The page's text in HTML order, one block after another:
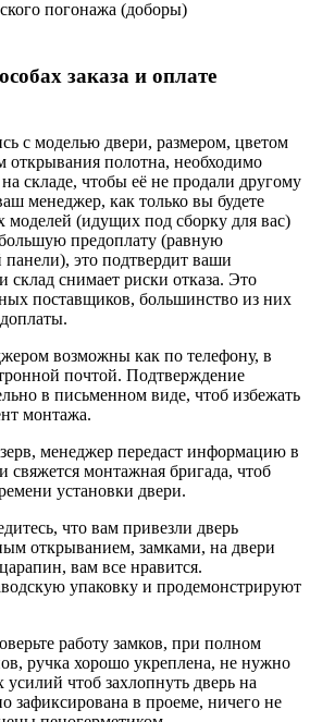
погонажа (доборы)
заказа и оплате
с моделью двери, размером, цветом
открывания полотна, необходимо
на складе, чтобы её не продали другому
менеджер, как только вы будете
моделей (идущих под сборку для вас)
предоплату (равную
это подтвердит ваши
склад снимает риски отказа. Это
поставщиков, большинство из них
возможны как по телефону, в
почтой. Подтверждение
в письменном виде, чтоб избежать
монтажа.
менеджер передаст информацию в
свяжется монтажная бригада, чтоб
установки двери.
что вам привезли дверь
открыванием, замками, на двери
вам все нравится.
упаковку и продемонстрируют
работу замков, при полном
ручка хорошо укреплена, не нужно
чтоб захлопнуть дверь на
зафиксирована в проеме, ничего не